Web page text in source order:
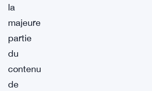
la
majeure
partie
du
contenu
de